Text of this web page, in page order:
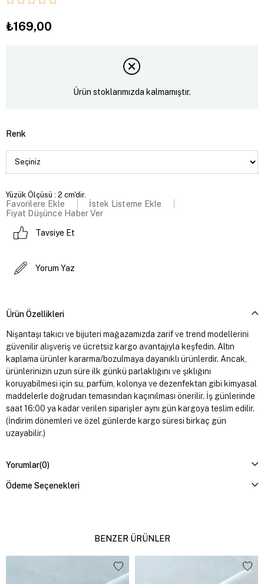
₺169,00
Ürün stoklarımızda kalmamıştır.
Renk
Yüzük Ölçüsü : 2 cm'dir.
Favorilere Ekle
İstek Listeme Ekle
Fiyat Düşünce Haber Ver
Tavsiye Et
Yorum Yaz
Ürün Özellikleri
Nişantaşı takıcı ve bijuteri mağazamızda zarif ve trend modellerini
güvenilir alışveriş ve ücretsiz kargo avantajıyla keşfedin. Altın
kaplama ürünler kararma/bozulmaya dayanıklı ürünlerdir. Ancak,
ürünlerinizin uzun süre ilk günkü parlaklığını ve şıklığını
koruyabilmesi için su, parfüm, kolonya ve dezenfektan gibi kimyasal
maddelerle doğrudan temasından kaçınılması önerilir. İş günlerinde
saat 16:00 ya kadar verilen siparişler aynı gün kargoya teslim edilir.
(İndirim dönemleri ve özel günlerde kargo süresi birkaç gün
uzayabilir.)
Yorumlar(0)
Ödeme Seçenekleri
BENZER ÜRÜNLER